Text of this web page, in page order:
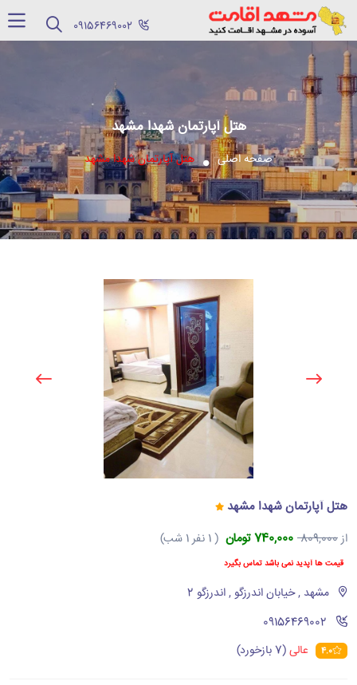
هتل آپارتمان شهدا مشهد
صفحه اصلی هتل آپارتمان شهدا مشهد
هتل آپارتمان شهدا مشهد
از809,000 740,000 تومان ( 1 نفر 1 شب)
قیمت ها آپدید نمی باشد تماس بگیرد
مشهد , خیابان اندرزگو , اندرزگو 2
‪09156469002‬
4.0 عالی(7 بازخورد)